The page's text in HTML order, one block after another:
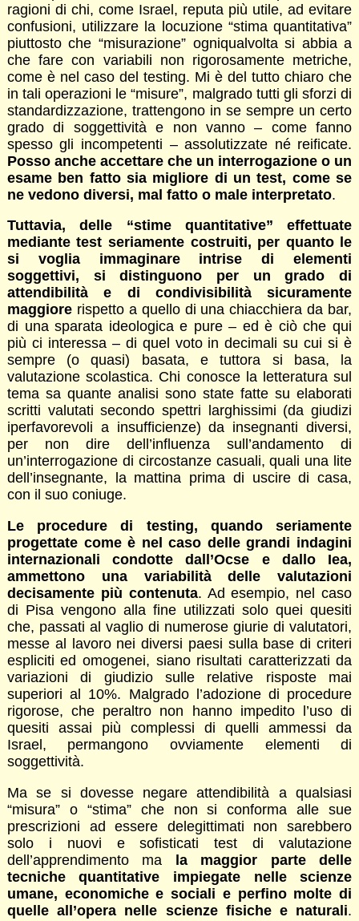
ragioni di chi, come Israel, reputa più utile, ad evitare
confusioni, utilizzare la locuzione “stima quantitativa”
piuttosto che “misurazione” ogniqualvolta si abbia a
che fare con variabili non rigorosamente metriche,
come è nel caso del testing. Mi è del tutto chiaro che
in tali operazioni le “misure”, malgrado tutti gli sforzi di
standardizzazione, trattengono in se sempre un certo
grado di soggettività e non vanno – come fanno
spesso gli incompetenti – assolutizzate né reificate.
Posso anche accettare che un interrogazione o un
esame ben fatto sia migliore di un test, come se
ne vedono diversi, mal fatto o male interpretato.
Tuttavia, delle “stime quantitative” effettuate
mediante test seriamente costruiti, per quanto le
si voglia immaginare intrise di elementi
soggettivi, si distinguono per un grado di
attendibilità e di condivisibilità sicuramente
maggiorerispetto a quello di una chiacchiera da bar,
di una sparata ideologica e pure – ed è ciò che qui
più ci interessa – di quel voto in decimali su cui si è
sempre (o quasi) basata, e tuttora si basa, la
valutazione scolastica. Chi conosce la letteratura sul
tema sa quante analisi sono state fatte su elaborati
scritti valutati secondo spettri larghissimi (da giudizi
iperfavorevoli a insufficienze) da insegnanti diversi,
per non dire dell’influenza sull’andamento di
un’interrogazione di circostanze casuali, quali una lite
dell’insegnante, la mattina prima di uscire di casa,
con il suo coniuge.
Le procedure di testing, quando seriamente
progettate come è nel caso delle grandi indagini
internazionali condotte dall’Ocse e dallo Iea,
ammettono una variabilità delle valutazioni
decisamente più contenuta. Ad esempio, nel caso
di Pisa vengono alla fine utilizzati solo quei quesiti
che, passati al vaglio di numerose giurie di valutatori,
messe al lavoro nei diversi paesi sulla base di criteri
espliciti ed omogenei, siano risultati caratterizzati da
variazioni di giudizio sulle relative risposte mai
superiori al 10%. Malgrado l’adozione di procedure
rigorose, che peraltro non hanno impedito l’uso di
quesiti assai più complessi di quelli ammessi da
Israel, permangono ovviamente elementi di
soggettività.
Ma se si dovesse negare attendibilità a qualsiasi
“misura” o “stima” che non si conforma alle sue
prescrizioni ad essere delegittimati non sarebbero
solo i nuovi e sofisticati test di valutazione
dell’apprendimento ma la maggior parte delle
tecniche quantitative impiegate nelle scienze
umane, economiche e sociali e perfino molte di
quelle all’opera nelle scienze fisiche e naturali.